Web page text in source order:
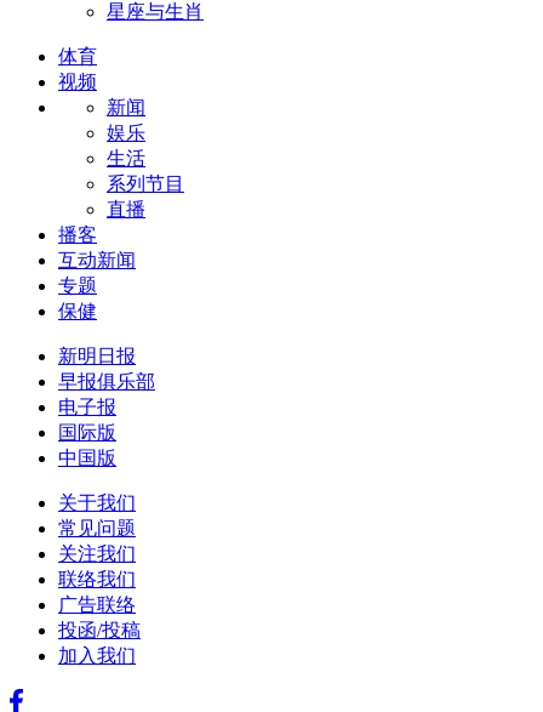
星座与生肖
体育
视频
新闻
娱乐
生活
系列节目
直播
播客
互动新闻
专题
保健
新明日报
早报俱乐部
电子报
国际版
中国版
关于我们
常见问题
关注我们
联络我们
广告联络
投函/投稿
加入我们